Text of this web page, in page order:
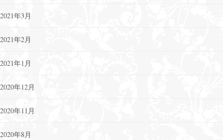
2021年3月
2021年2月
2021年1月
2020年12月
2020年11月
2020年8月